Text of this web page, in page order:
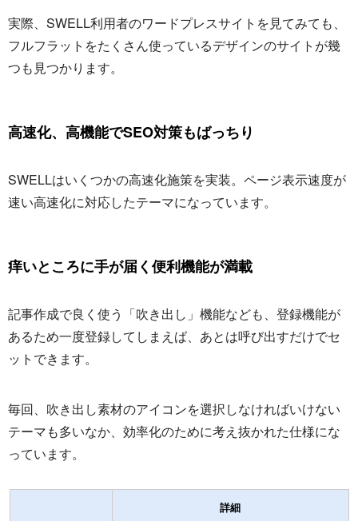
実際、SWELL利用者のワードプレスサイトを見てみても、
フルフラットをたくさん使っているデザインのサイトが幾
つも見つかります。
高速化、高機能でSEO対策もばっちり
SWELLはいくつかの高速化施策を実装。ページ表示速度が
速い高速化に対応したテーマになっています。
痒いところに手が届く便利機能が満載
記事作成で良く使う「吹き出し」機能なども、登録機能が
あるため一度登録してしまえば、あとは呼び出すだけでセ
ットできます。
毎回、吹き出し素材のアイコンを選択しなければいけない
テーマも多いなか、効率化のために考え抜かれた仕様にな
っています。
詳細